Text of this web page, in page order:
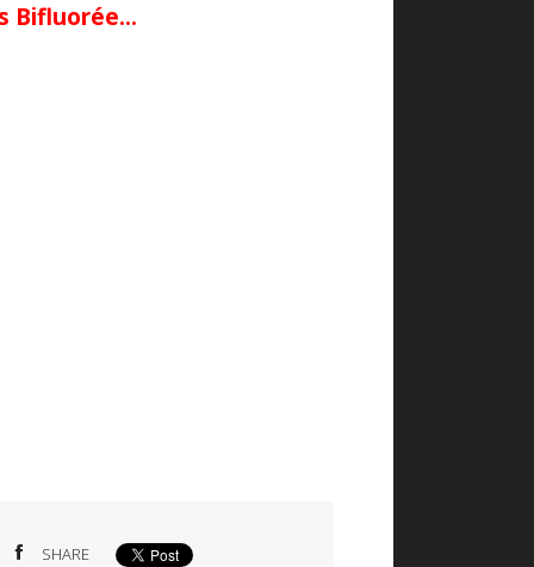
Bifluorée...
SHARE